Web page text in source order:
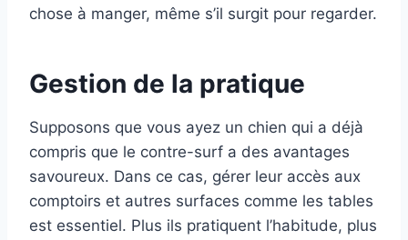
chose à manger, même s’il surgit pour regarder.
Gestion de la pratique
Supposons que vous ayez un chien qui a déjà
compris que le contre-surf a des avantages
savoureux. Dans ce cas, gérer leur accès aux
comptoirs et autres surfaces comme les tables
est essentiel. Plus ils pratiquent l’habitude, plus